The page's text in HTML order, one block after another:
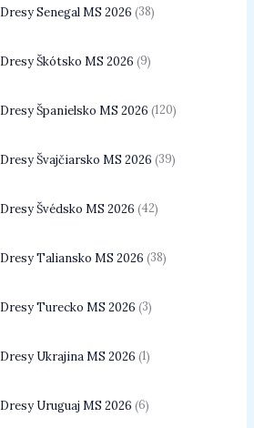
Dresy Senegal MS 2026 38
Dresy Škótsko MS 2026 9
Dresy Španielsko MS 2026 120
Dresy Švajčiarsko MS 2026 39
Dresy Švédsko MS 2026 42
Dresy Taliansko MS 2026 38
Dresy Turecko MS 2026 3
Dresy Ukrajina MS 2026 1
Dresy Uruguaj MS 2026 6